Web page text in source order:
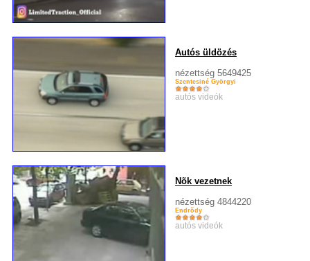
Autós üldözés
nézettség 5649425
Szentesiné Györgyi
autós videók
Nõk vezetnek
nézettség 4844220
Endrõdy
autós videók